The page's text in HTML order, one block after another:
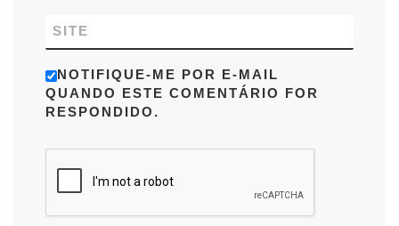
SITE
NOTIFIQUE-ME POR E-MAIL
QUANDO ESTE COMENTÁRIO FOR
RESPONDIDO.